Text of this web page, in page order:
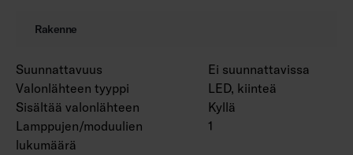
Rakenne
Suunnattavuus
Ei suunnattavissa
Valonlähteen tyyppi
LED, kiinteä
Sisältää valonlähteen
Kyllä
Lamppujen/moduulien
lukumäärä
1